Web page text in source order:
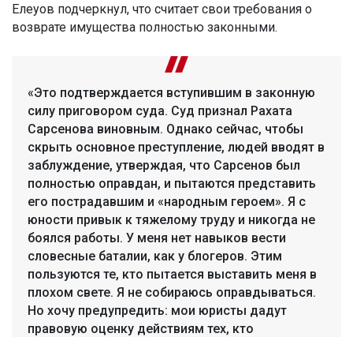
Елеуов подчеркнул, что считает свои требования о
возврате имущества полностью законными.
«Это подтверждается вступившим в законную
силу приговором суда. Суд признал Рахата
Сарсенова виновным. Однако сейчас, чтобы
скрыть основное преступление, людей вводят в
заблуждение, утверждая, что Сарсенов был
полностью оправдан, и пытаются представить
его пострадавшим и «народным героем». Я с
юности привык к тяжелому труду и никогда не
боялся работы. У меня нет навыков вести
словесные баталии, как у блогеров. Этим
пользуются те, кто пытается выставить меня в
плохом свете. Я не собираюсь оправдываться.
Но хочу предупредить: мои юристы дадут
правовую оценку действиям тех, кто